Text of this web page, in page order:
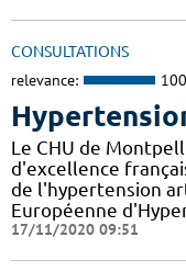
CONSULTATIONS
relevance:
Le CHU de
d'excellence
de l'hypertension
Européenne
17/11/2020 09:51